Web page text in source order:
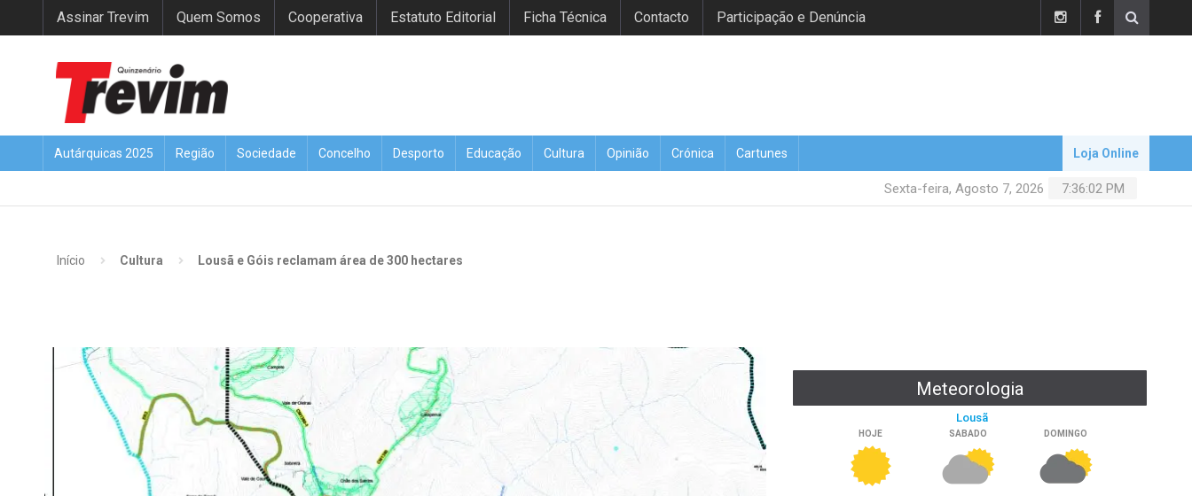
Assinar Trevim Quem Somos Cooperativa Estatuto Editorial Ficha Técnica Contacto Participação e Denúncia
Autárquicas 2025 Região Sociedade Concelho Desporto Educação Cultura Opinião Crónica Cartunes Loja Online
7:36:03 PM
Sexta-feira, Agosto 7, 2026
Início Cultura Lousã e Góis reclamam área de 300 hectares
Meteorologia